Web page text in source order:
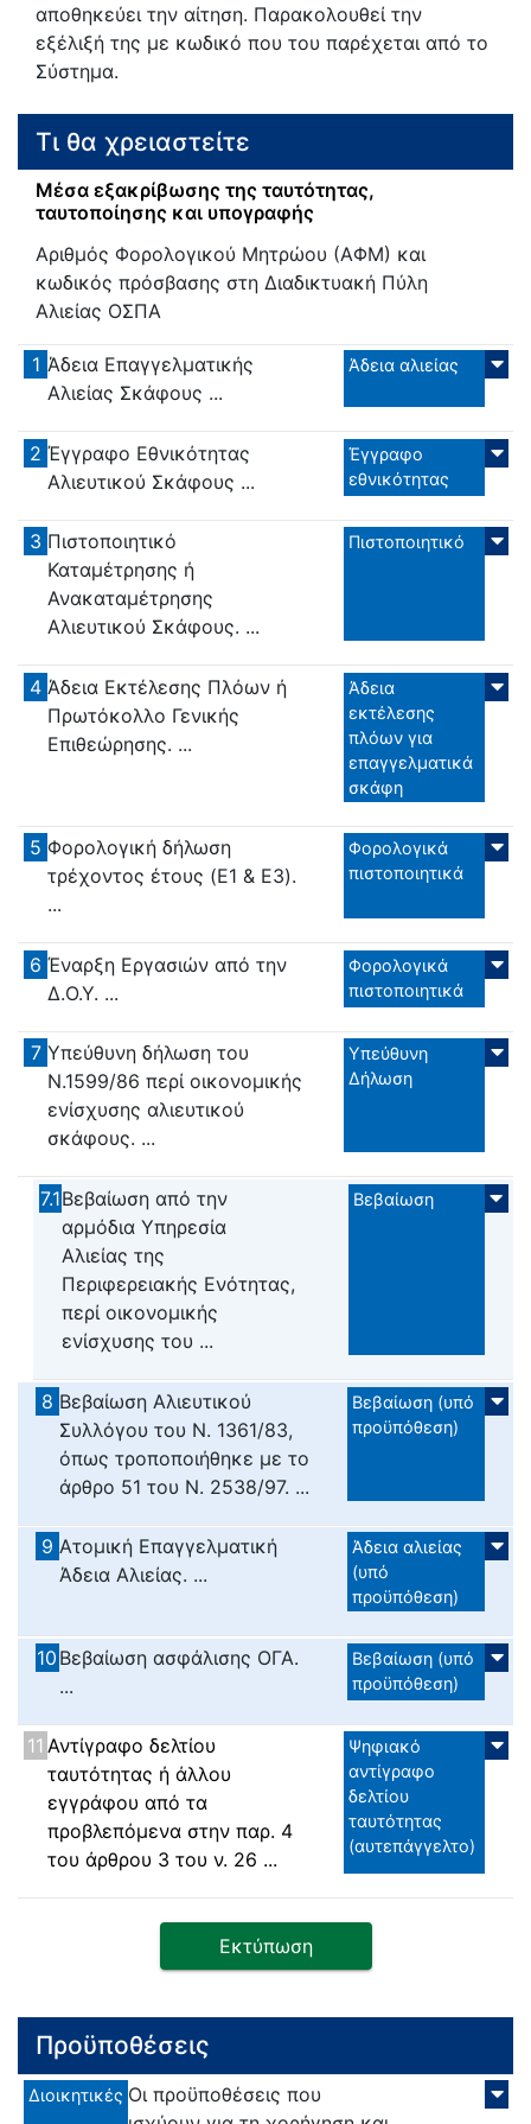
αποθηκεύει την αίτηση. Παρακολουθεί την
εξέλιξή της με κωδικό που του παρέχεται από το
Σύστημα.
Τι θα χρειαστείτε
Μέσα εξακρίβωσης της ταυτότητας,
ταυτοποίησης και υπογραφής
Αριθμός Φορολογικού Μητρώου (ΑΦΜ) και
κωδικός πρόσβασης στη Διαδικτυακή Πύλη
Αλιείας ΟΣΠΑ
1 Άδεια Επαγγελματικής
Αλιείας Σκάφους ...
Άδεια αλιείας
2 Έγγραφο Εθνικότητας
Αλιευτικού Σκάφους ...
Έγγραφο
εθνικότητας
3 Πιστοποιητικό
Καταμέτρησης ή
Ανακαταμέτρησης
Αλιευτικού Σκάφους. ...
Πιστοποιητικό
4 Άδεια Εκτέλεσης Πλόων ή
Πρωτόκολλο Γενικής
Επιθεώρησης. ...
Άδεια
εκτέλεσης
πλόων για
επαγγελματικά
σκάφη
5 Φορολογική δήλωση
τρέχοντος έτους (E1 & E3).
...
Φορολογικά
πιστοποιητικά
6 Έναρξη Εργασιών από την
Δ.Ο.Υ. ...
Φορολογικά
πιστοποιητικά
7 Υπεύθυνη δήλωση του
Ν.1599/86 περί οικονομικής
ενίσχυσης αλιευτικού
σκάφους. ...
Υπεύθυνη
Δήλωση
7.1Βεβαίωση από την
αρμόδια Υπηρεσία
Αλιείας της
Περιφερειακής Ενότητας,
περί οικονομικής
ενίσχυσης του ...
Βεβαίωση
8 Βεβαίωση Αλιευτικού
Συλλόγου του Ν. 1361/83,
όπως τροποποιήθηκε με το
άρθρο 51 του Ν. 2538/97. ...
Βεβαίωση (υπό
προϋπόθεση)
9 Ατομική Επαγγελματική
Άδεια Αλιείας. ...
Άδεια αλιείας
(υπό
προϋπόθεση)
10 Βεβαίωση ασφάλισης ΟΓΑ.
...
Βεβαίωση (υπό
προϋπόθεση)
11 Αντίγραφο δελτίου
ταυτότητας ή άλλου
εγγράφου από τα
προβλεπόμενα στην παρ. 4
του άρθρου 3 του ν. 26 ...
Ψηφιακό
αντίγραφο
δελτίου
ταυτότητας
(αυτεπάγγελτο)
Εκτύπωση
Προϋποθέσεις
Διοικητικές Οι προϋποθέσεις που